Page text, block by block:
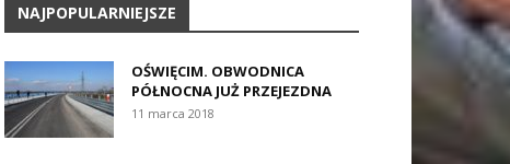
NAJPOPULARNIEJSZE
OŚWIĘCIM. OBWODNICA
PÓŁNOCNA JUŻ PRZEJEZDNA
11 marca 2018